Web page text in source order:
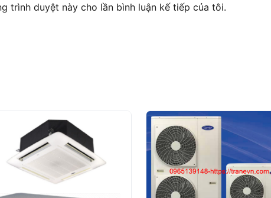
trình duyệt này cho lần bình luận kế tiếp của tôi.